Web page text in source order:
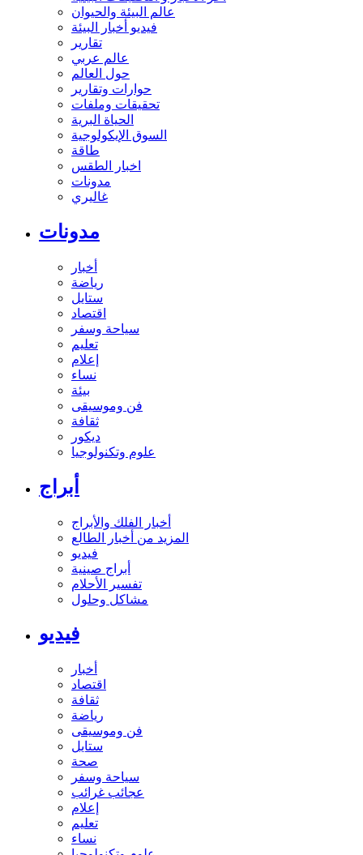
عالم البيئة والحيوان
فيديو أخبار البيئة
تقارير
عالم عربي
حول العالم
حوارات وتقارير
تحقيقات وملفات
الحياة البرية
السوق الإيكولوجية
طاقة
اخبار الطقس
مدونات
غاليري
مدونات
أخبار
رياضة
ستايل
اقتصاد
سياحة وسفر
تعليم
إعلام
نساء
بيئة
فن وموسيقى
ثقافة
ديكور
علوم وتكنولوجيا
أبراج
أخبار الفلك والأبراج
المزيد من أخبار الطالع
فيديو
أبراج صينية
تفسير الأحلام
مشاكل وحلول
فيديو
أخبار
اقتصاد
ثقافة
رياضة
فن وموسيقى
ستايل
صحة
سياحة وسفر
عجائب غرائب
إعلام
تعليم
نساء